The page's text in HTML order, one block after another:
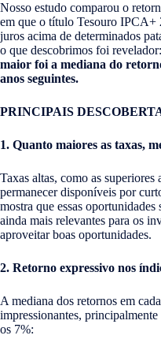
Nosso estudo comparou o
em que o título Tesouro IPCA+
juros acima de determinados
o que descobrimos foi revelador:
maior foi a mediana do
anos seguintes.
PRINCIPAIS
1. Quanto maiores as taxas,
Taxas altas, como as superiores
permanecer disponíveis por
mostra que essas oportunidades
ainda mais relevantes para os
aproveitar boas oportunidades.
2. Retorno expressivo nos
A mediana dos retornos em
impressionantes,
os 7%: